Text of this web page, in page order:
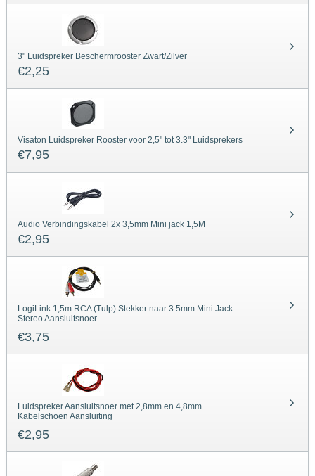
3" Luidspreker Beschermrooster Zwart/Zilver
€2,25
Visaton Luidspreker Rooster voor 2,5" tot 3.3" Luidsprekers
€7,95
Audio Verbindingskabel 2x 3,5mm Mini jack 1,5M
€2,95
LogiLink 1,5m RCA (Tulp) Stekker naar 3.5mm Mini Jack
Stereo Aansluitsnoer
€3,75
Luidspreker Aansluitsnoer met 2,8mm en 4,8mm
Kabelschoen Aansluiting
€2,95